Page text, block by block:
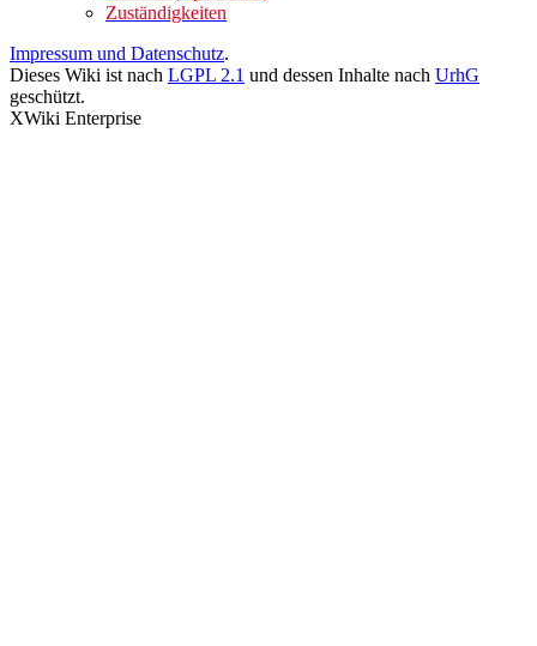
Zuständigkeiten
Impressum und Datenschutz.
Dieses Wiki ist nach LGPL 2.1 und dessen Inhalte nach UrhG
geschützt.
XWiki Enterprise